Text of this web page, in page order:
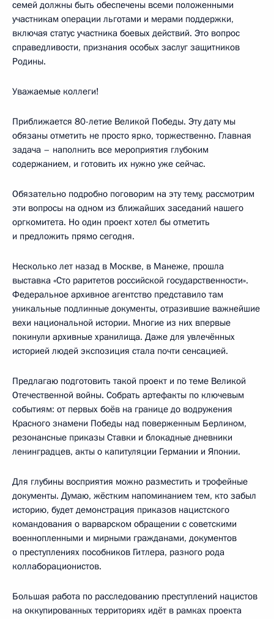
семей должны быть обеспечены всеми положенными
участникам операции льготами и мерами поддержки,
включая статус участника боевых действий. Это вопрос
справедливости, признания особых заслуг защитников
Родины.
Уважаемые коллеги!
Приближается 80-летие Великой Победы. Эту дату мы
обязаны отметить не просто ярко, торжественно. Главная
задача – наполнить все мероприятия глубоким
содержанием, и готовить их нужно уже сейчас.
Обязательно подробно поговорим на эту тему, рассмотрим
эти вопросы на одном из ближайших заседаний нашего
оргкомитета. Но один проект хотел бы отметить
и предложить прямо сегодня.
Несколько лет назад в Москве, в Манеже, прошла
выставка «Сто раритетов российской государственности».
Федеральное архивное агентство представило там
уникальные подлинные документы, отразившие важнейшие
вехи национальной истории. Многие из них впервые
покинули архивные хранилища. Даже для увлечённых
историей людей экспозиция стала почти сенсацией.
Предлагаю подготовить такой проект и по теме Великой
Отечественной войны. Собрать артефакты по ключевым
событиям: от первых боёв на границе до водружения
Красного знамени Победы над поверженным Берлином,
резонансные приказы Ставки и блокадные дневники
ленинградцев, акты о капитуляции Германии и Японии.
Для глубины восприятия можно разместить и трофейные
документы. Думаю, жёстким напоминанием тем, кто забыл
историю, будет демонстрация приказов нацистского
командования о варварском обращении с советскими
военнопленными и мирными гражданами, документов
о преступлениях пособников Гитлера, разного рода
коллаборационистов.
Большая работа по расследованию преступлений нацистов
на оккупированных территориях идёт в рамках проекта